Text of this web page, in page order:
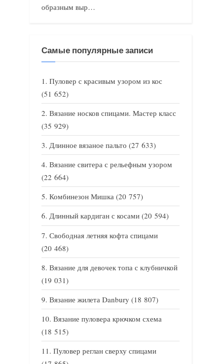
образным выр…
Самые популярные записи
Пуловер с красивым узором из кос
(51 652)
Вязание носков спицами. Мастер класс
(35 929)
Длинное вязаное пальто (27 633)
Вязание свитера с рельефным узором
(22 664)
Комбинезон Мишка (20 757)
Длинный кардиган с косами (20 594)
Свободная летняя кофта спицами
(20 468)
Вязание для девочек топа с клубничкой
(19 031)
Вязание жилета Danbury (18 807)
Вязание пуловера крючком схема
(18 515)
Пуловер реглан сверху спицами